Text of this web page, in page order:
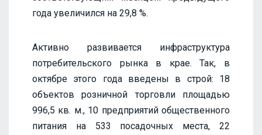
года увеличился на 29,8 %.
Активно развивается инфраструктура
потребительского рынка в крае. Так, в
октябре этого года введены в строй: 18
объектов розничной торговли площадью
996,5 кв. м., 10 предприятий общественного
питания на 533 посадочных места, 22